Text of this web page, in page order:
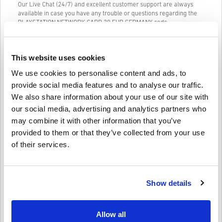
This website uses cookies
We use cookies to personalise content and ads, to
provide social media features and to analyse our traffic.
We also share information about your use of our site with
our social media, advertising and analytics partners who
may combine it with other information that you’ve
provided to them or that they’ve collected from your use
of their services.
Show details
Allow all
Our Live Chat (24/7) and excellent customer support are always
available in case you have any trouble or questions regarding the
PLAYSTATION NETWORK CARD 20 EUR GERMANY code.
Our Easy to follow 3-step purchase system contains no annoying
a valid payment method, thus making the process of buying
livecards.net quick and easy.
Kuidas see Livecards.netis töötab
Uus Livecards.netis? Digikoodide ostmine on kiire ja lihtne:
Vastutusest loobumine
• Kaubanduslikuks kasutamiseks loetud oste ei aktsepteerita.
Kui teil tekib ostuga probleeme, andke meile sellest teada,
Kirjuta arvustus